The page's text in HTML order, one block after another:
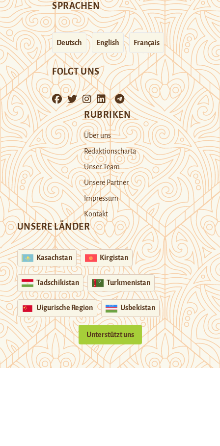
SPRACHEN
Deutsch English Français
FOLGT UNS
RUBRIKEN
Über uns
Redaktionscharta
Unser Team
Unsere Partner
Impressum
Kontakt
UNSERE LÄNDER
Kasachstan Kirgistan
Tadschikistan Turkmenistan
Uigurische Region Usbekistan
Unterstützt uns